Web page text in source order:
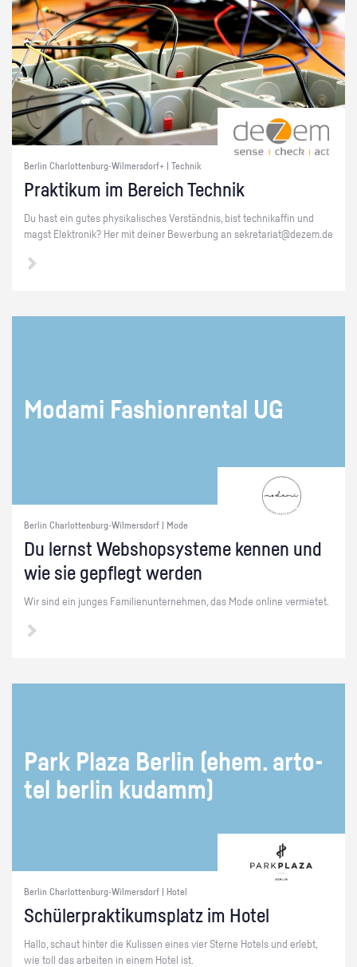
Berlin Charlottenburg-Wilmersdorf+ | Technik
Prak­ti­kum im Be­reich Tech­nik
Du hast ein gutes phy­si­ka­li­sches Ver­ständ­nis, bist tech­ni­kaf­fin und
magst Elek­tro­nik? Her mit dei­ner Be­wer­bung an se­kre­ta­ri­at@​dezem.​de
Mo­da­mi Fa­shion­ren­tal UG
Berlin Charlottenburg-Wilmersdorf | Mode
Du lernst Web­sho­psys­te­me ken­nen und
wie sie ge­pflegt wer­den
Wir sind ein jun­ges Fa­mi­li­en­un­ter­neh­men, das Mode on­line ver­mie­tet.
Park Plaza Ber­lin (ehem. ar­to­
tel ber­lin ku­damm)
Berlin Charlottenburg-Wilmersdorf | Hotel
Schü­ler­prak­ti­kums­platz im Hotel
Hallo, schaut hin­ter die Ku­lis­sen eines vier Ster­ne Ho­tels und er­lebt,
wie toll das ar­bei­ten in einem Hotel ist.